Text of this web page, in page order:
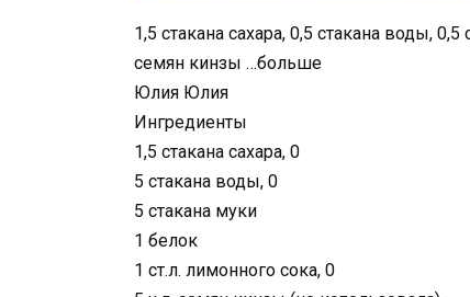
1,5 стакана сахара, 0,5 стакана воды,
семян кинзы …больше
Юлия Юлия
Ингредиенты
1,5 стакана сахара, 0
5 стакана воды, 0
5 стакана муки
1 белок
1 ст.л. лимонного сока, 0